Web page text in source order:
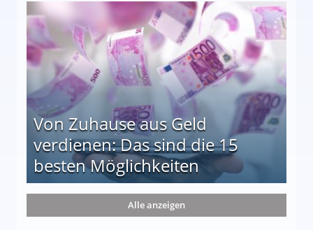
auf einen Blick
Von Zuhause aus Geld
verdienen: Das sind die 15
besten Möglichkeiten
die 15 besten Möglichkeiten
Alle anzeigen